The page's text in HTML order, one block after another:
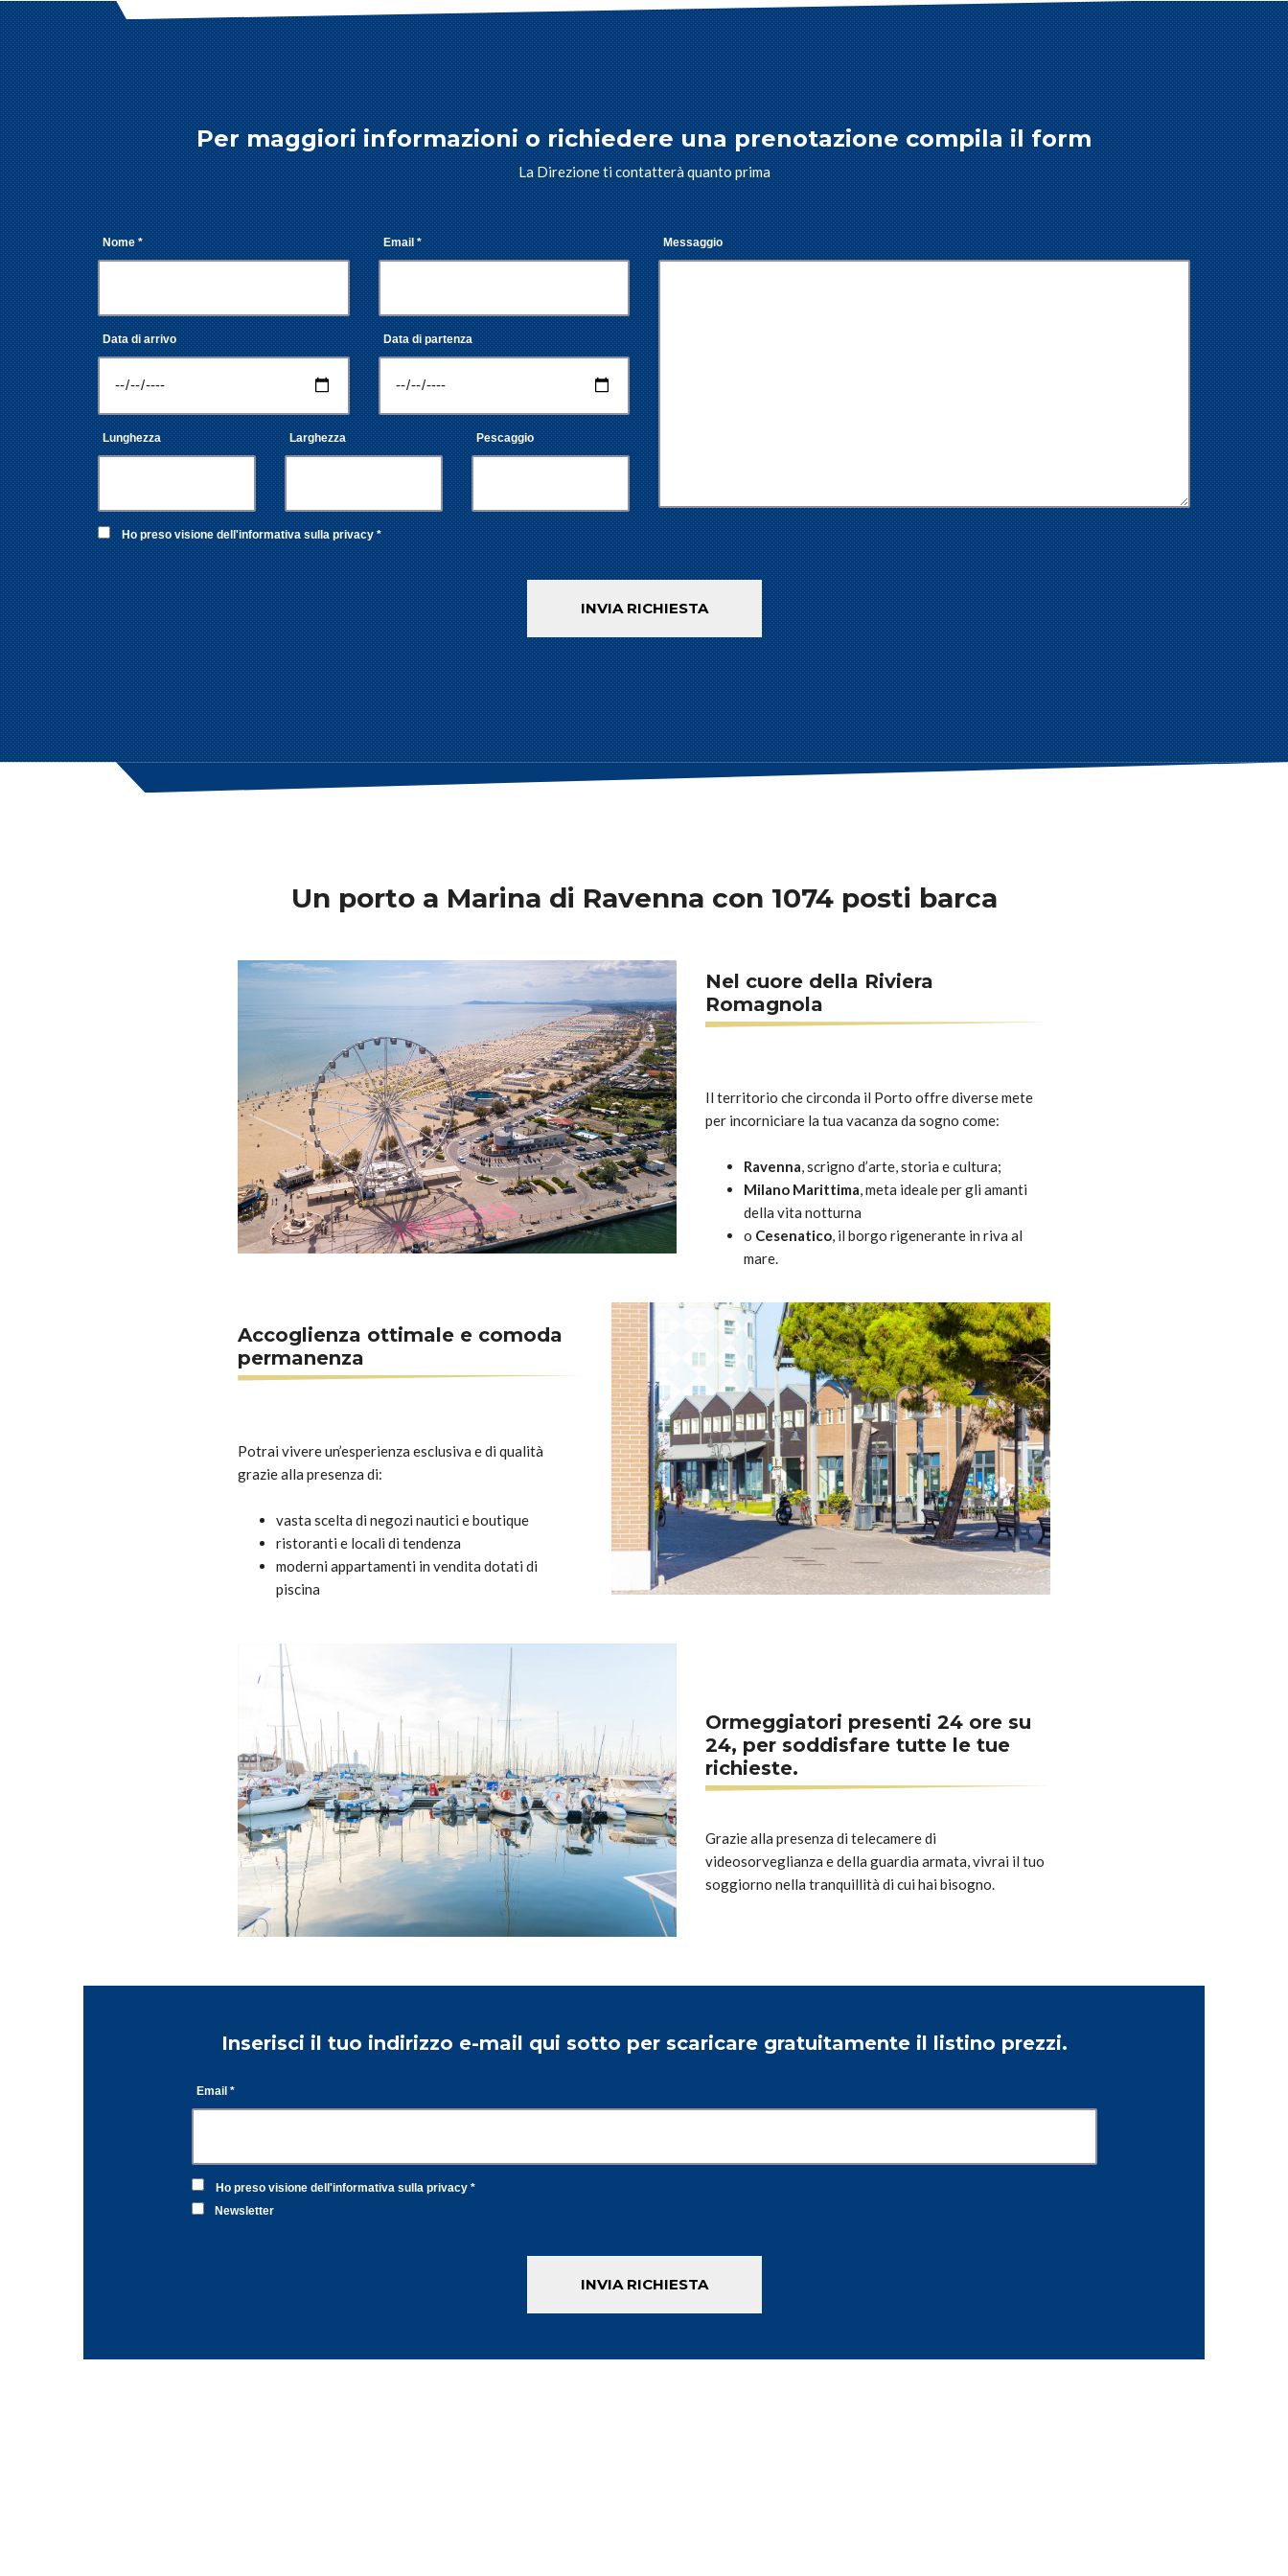
Per maggiori informazioni o richiedere una prenotazione compila il form
La Direzione ti contatterà quanto prima
Nome * Email *
Data di arrivo Data di partenza
Lunghezza Larghezza Pescaggio
Messaggio
Ho preso visione dell'informativa sulla privacy *
INVIA RICHIESTA
Un porto a Marina di Ravenna con 1074 posti barca
Nel cuore della Riviera
Romagnola
Il territorio che circonda il Porto offre diverse mete
per incorniciare la tua vacanza da sogno come:
Ravenna, scrigno d’arte, storia e cultura;
Milano Marittima, meta ideale per gli amanti
della vita notturna
o Cesenatico, il borgo rigenerante in riva al
mare.
Accoglienza ottimale e comoda
permanenza
Potrai vivere un’esperienza esclusiva e di qualità
grazie alla presenza di:
vasta scelta di negozi nautici e boutique
ristoranti e locali di tendenza
moderni appartamenti in vendita dotati di
piscina
Ormeggiatori presenti 24 ore su
24, per soddisfare tutte le tue
richieste.
Grazie alla presenza di telecamere di
videosorveglianza e della guardia armata, vivrai il tuo
soggiorno nella tranquillità di cui hai bisogno.
Inserisci il tuo indirizzo e-mail qui sotto per scaricare gratuitamente il listino prezzi.
Email *
Ho preso visione dell'informativa sulla privacy *
Newsletter
INVIA RICHIESTA